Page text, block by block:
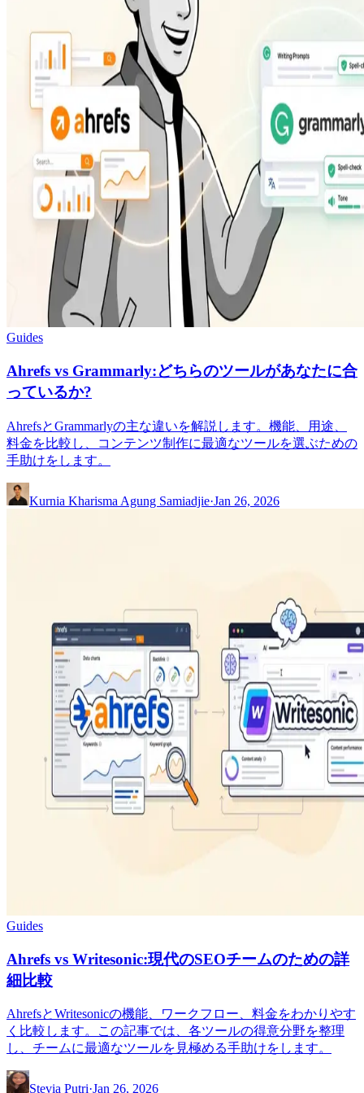
Guides
Ahrefs vs Grammarly:どちらのツールがあなたに合
っているか?
AhrefsとGrammarlyの主な違いを解説します。機能、用途、
料金を比較し、コンテンツ制作に最適なツールを選ぶための
手助けをします。
Kurnia Kharisma Agung Samiadjie·Jan 26, 2026
Guides
Ahrefs vs Writesonic:現代のSEOチームのための詳
細比較
AhrefsとWritesonicの機能、ワークフロー、料金をわかりやす
く比較します。この記事では、各ツールの得意分野を整理
し、チームに最適なツールを見極める手助けをします。
Stevia Putri·Jan 26, 2026